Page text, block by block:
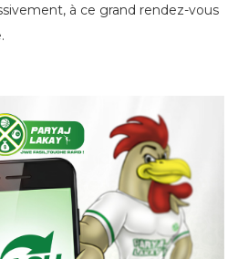
à ce grand rendez-vous